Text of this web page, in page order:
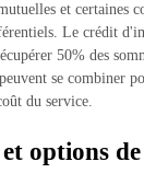
et certaines
Le crédit
50% des
se combiner
du service.
options